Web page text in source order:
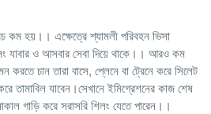
হয়।। এক্ষেত্রে শ্যামলী পরিবহন ভিসা
যাবার ও আসবার সেবা দিয়ে থাকে।। আরও কম
করতে চান তারা বাসে, প্লেনে বা ট্রেনে করে সিলেট
তামাবিল যাবেন।সেখানে ইমিগ্রেশনের কাজ শেষ
গাড়ি করে সরাসরি শিলং যেতে পারেন।।